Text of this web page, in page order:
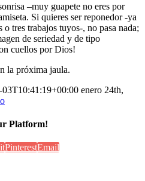
–muy guapete no eres por
Si quieres ser reponedor -ya
tres trabajos tuyos-, no pasa nada;
de seriedad y de tipo
cuellos por Dios!
la próxima jaula.
03T10:41:19+00:00 enero 24th,
Platform!
PinterestEmail